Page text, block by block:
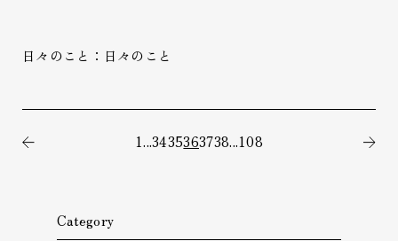
日々のこと：日々のこと
1...3435363738...108
Category